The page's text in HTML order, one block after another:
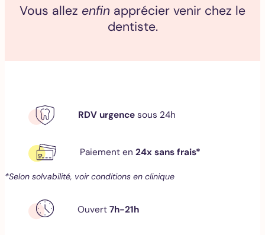
Vous allez enfin apprécier venir chez le
dentiste.
RDV urgencesous 24h
Paiement en 24x sans frais*
*Selon solvabilité, voir conditions en clinique
Ouvert 7h-21h